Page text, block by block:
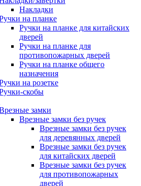
Накладки
на планке
Ручки на планке для китайских
дверей
Ручки на планке для
противопожарных дверей
Ручки на планке общего
назначения
на розетке
скобы
замки
Врезные замки без ручек
Врезные замки без ручек
для деревянных дверей
Врезные замки без ручек
для китайских дверей
Врезные замки без ручек
для противопожарных
дверей